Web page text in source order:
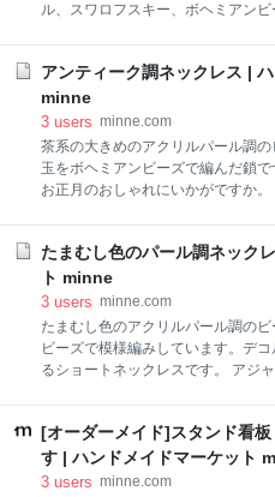
ル、スワロフスキー、ボヘミアン
ロフスキーに小花に朝露がひと粒
のトップを、クリスタルパール、ス
ヘミアンビーズで作った鎖でつない
スター以外は肌に当たる鎖部分も
す。
アンティーク調ネックレス |
minne
3 users minne.com
茶系の大きめのアクリルパール調
玉をボヘミアンビーズで編んだ鎖で
お正月のおしゃれにいかがですか
ヘミアンビーズで編んだ鎖でつない
のおしゃれにいかがですか。 アジ
当たる鎖部分もビーズで作っていま
たまむし色のパール調ネック
ト minne
3 users minne.com
たまむし色のアクリルパール調の
ビーズで模様編みしています。デ
るショートネックレスです。 アジ
編みしています。デコルテを華や
ックレスです。 アジャスター以外は
もビーズで作っています。
[オーダーメイド]スタンド看
す | ハンドメイドマーケット
3 users minne.com